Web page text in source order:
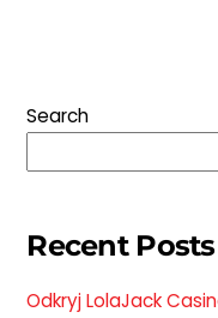
Search
Recent Posts
Odkryj LolaJack